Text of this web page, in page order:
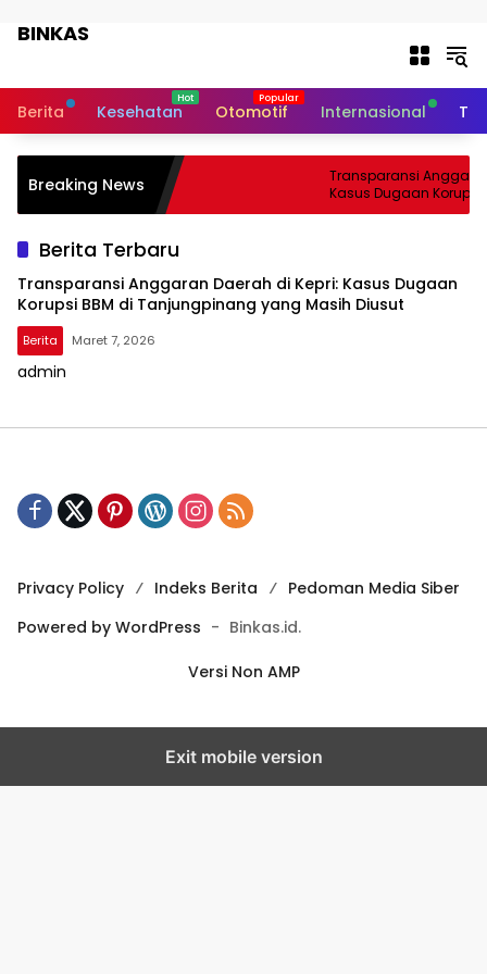
BINKAS
Berita
Kesehatan Otomotif Internasional
Breaking News
Transparansi
Kasus Dugaan Korupsi
Tanjungpinang yang
Berita Terbaru
Transparansi Anggaran Daerah di Kepri: Kasus Dugaan
Korupsi BBM di Tanjungpinang yang Masih Diusut
Berita Maret 7, 2026
admin
Privacy Policy Indeks Berita
Pedoman Media Siber
Powered by WordPress - Binkas.id.
Versi Non AMP
Exit mobile version